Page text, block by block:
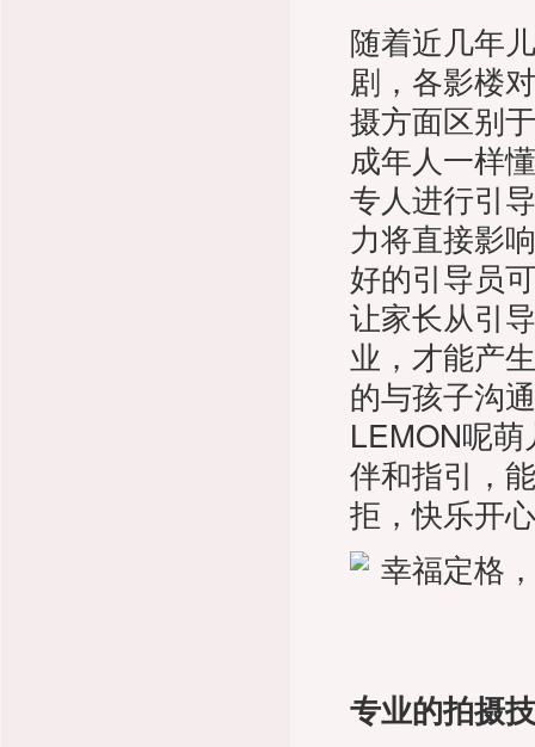
随着近几年
剧，各影楼
摄方面区别
成年人一样
专人进行引
力将直接影
好的引导员
让家长从引
业，才能产
的与孩子沟
LEMON呢
伴和指引，
拒，快乐开
专业的拍摄